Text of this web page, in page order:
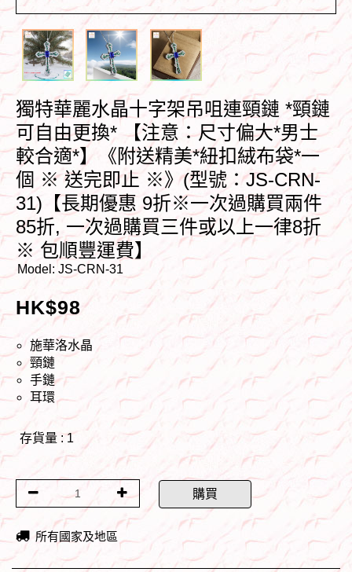
獨特華麗水晶十字架吊咀連頸鏈 *頸鏈
可自由更換* 【注意：尺寸偏大*男士
較合適*】《附送精美*紐扣絨布袋*一
個 ※ 送完即止 ※》(型號：JS-CRN-
31)【長期優惠 9折※一次過購買兩件
85折, 一次過購買三件或以上一律8折
※ 包順豐運費】
Model: JS-CRN-31
HK$98
施華洛水晶
頸鏈
手鏈
耳環
存貨量 : 1
購買
所有國家及地區